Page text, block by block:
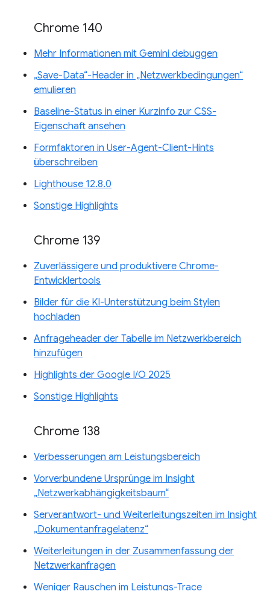
Chrome 140
Mehr Informationen mit Gemini debuggen
„Save-Data“-Header in „Netzwerkbedingungen“
emulieren
Baseline-Status in einer Kurzinfo zur CSS-
Eigenschaft ansehen
Formfaktoren in User-Agent-Client-Hints
überschreiben
Lighthouse 12.8.0
Sonstige Highlights
Chrome 139
Zuverlässigere und produktivere Chrome-
Entwicklertools
Bilder für die KI-Unterstützung beim Stylen
hochladen
Anfrageheader der Tabelle im Netzwerkbereich
hinzufügen
Highlights der Google I/O 2025
Sonstige Highlights
Chrome 138
Verbesserungen am Leistungsbereich
Vorverbundene Ursprünge im Insight
„Netzwerkabhängigkeitsbaum“
Serverantwort- und Weiterleitungszeiten im Insight
„Dokumentanfragelatenz“
Weiterleitungen in der Zusammenfassung der
Netzwerkanfragen
Weniger Rauschen im Leistungs-Trace